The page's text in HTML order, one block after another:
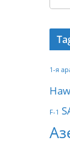
1-я
F-1